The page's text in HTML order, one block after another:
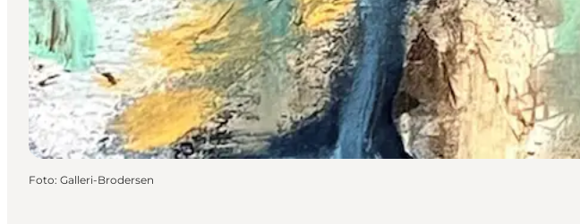
Foto: Galleri-Brodersen